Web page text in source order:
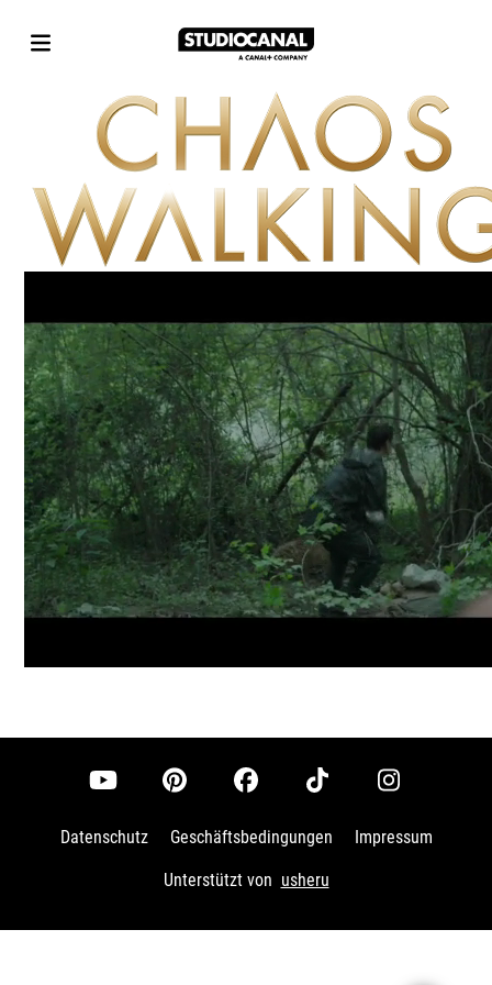
Datenschutz Geschäftsbedingungen Impressum
Unterstützt von usheru